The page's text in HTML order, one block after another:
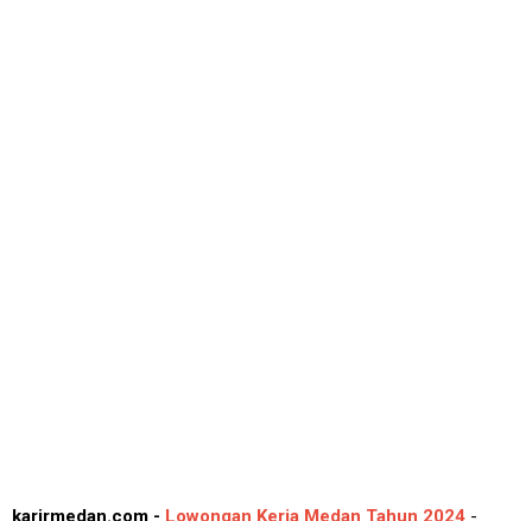
karirmedan.com - Lowongan Kerja Medan Tahun 2024 -